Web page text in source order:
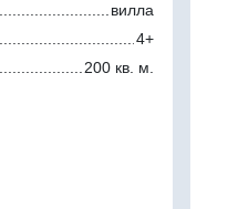
вилла
4+
200 кв. м.